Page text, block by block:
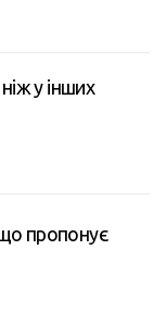
у інших
пропонує